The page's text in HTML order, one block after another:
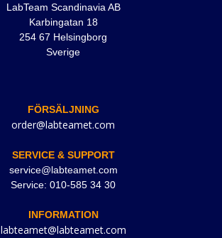
LabTeam Scandinavia AB
Karbingatan 18
254 67 Helsingborg
Sverige
FÖRSÄLJNING
order@labteamet.com
SERVICE & SUPPORT
service@labteamet.com
Service: 010-585 34 30
INFORMATION
labteamet@labteamet.com